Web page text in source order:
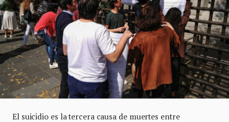
El suicidio es la tercera causa de muertes entre